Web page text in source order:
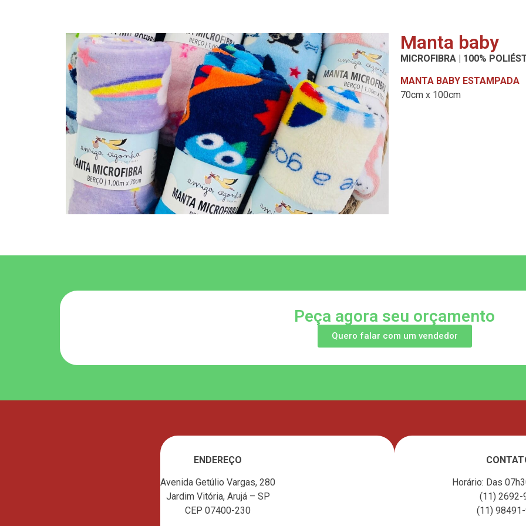
Manta baby
MICROFIBRA | 100%
MANTA BABY ESTAMPADA
70cm x 100cm
Peça agora seu orçamento
Quero falar com um vendedor
ENDEREÇO
Avenida Getúlio Vargas, 280
Jardim Vitória, Arujá – SP
CEP 07400-230
Horário: Das
(11) 2692-
(11)